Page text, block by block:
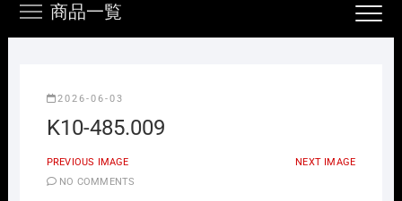
商品一覧
2026-06-03
K10-485.009
PREVIOUS IMAGE
NEXT IMAGE
NO COMMENTS